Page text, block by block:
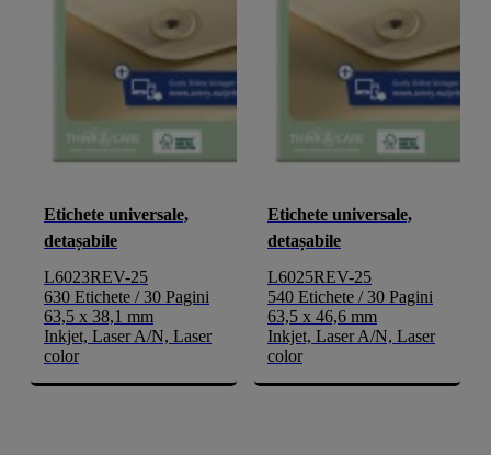
Etichete universale,
detașabile
L6023REV-25
630 Etichete / 30 Pagini
63,5 x 38,1 mm
Inkjet, Laser A/N, Laser
color
Etichete universale,
detașabile
L6025REV-25
540 Etichete / 30 Pagini
63,5 x 46,6 mm
Inkjet, Laser A/N, Laser
color